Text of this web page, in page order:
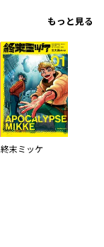
もっと見る
終末ミッケ